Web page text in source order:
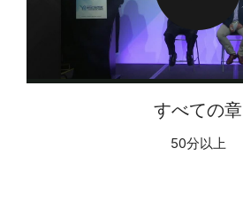
E
O
V
I
P
L
すべての章
50分以上